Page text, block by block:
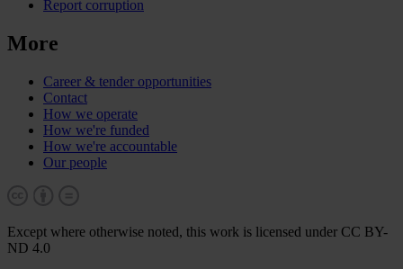
Report corruption
More
Career & tender opportunities
Contact
How we operate
How we're funded
How we're accountable
Our people
Except where otherwise noted, this work is licensed under CC BY-
ND 4.0